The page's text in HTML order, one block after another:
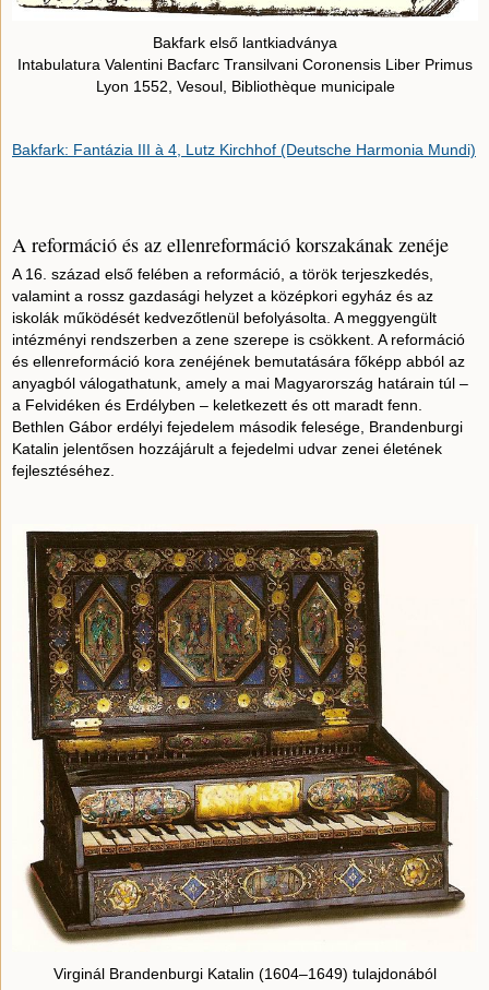
Bakfark első lantkiadványa
Intabulatura Valentini Bacfarc Transilvani Coronensis Liber Primus
Lyon 1552, Vesoul, Bibliothèque municipale
Bakfark: Fantázia III à 4, Lutz Kirchhof (Deutsche Harmonia Mundi)
A reformáció és az ellenreformáció korszakának zenéje
A 16. század első felében a reformáció, a török terjeszkedés,
valamint a rossz gazdasági helyzet a középkori egyház és az
iskolák működését kedvezőtlenül befolyásolta. A meggyengült
intézményi rendszerben a zene szerepe is csökkent. A reformáció
és ellenreformáció kora zenéjének bemutatására főképp abból az
anyagból válogathatunk, amely a mai Magyarország határain túl –
a Felvidéken és Erdélyben – keletkezett és ott maradt fenn.
Bethlen Gábor erdélyi fejedelem második felesége, Brandenburgi
Katalin jelentősen hozzájárult a fejedelmi udvar zenei életének
fejlesztéséhez.
Virginál Brandenburgi Katalin (1604–1649) tulajdonából